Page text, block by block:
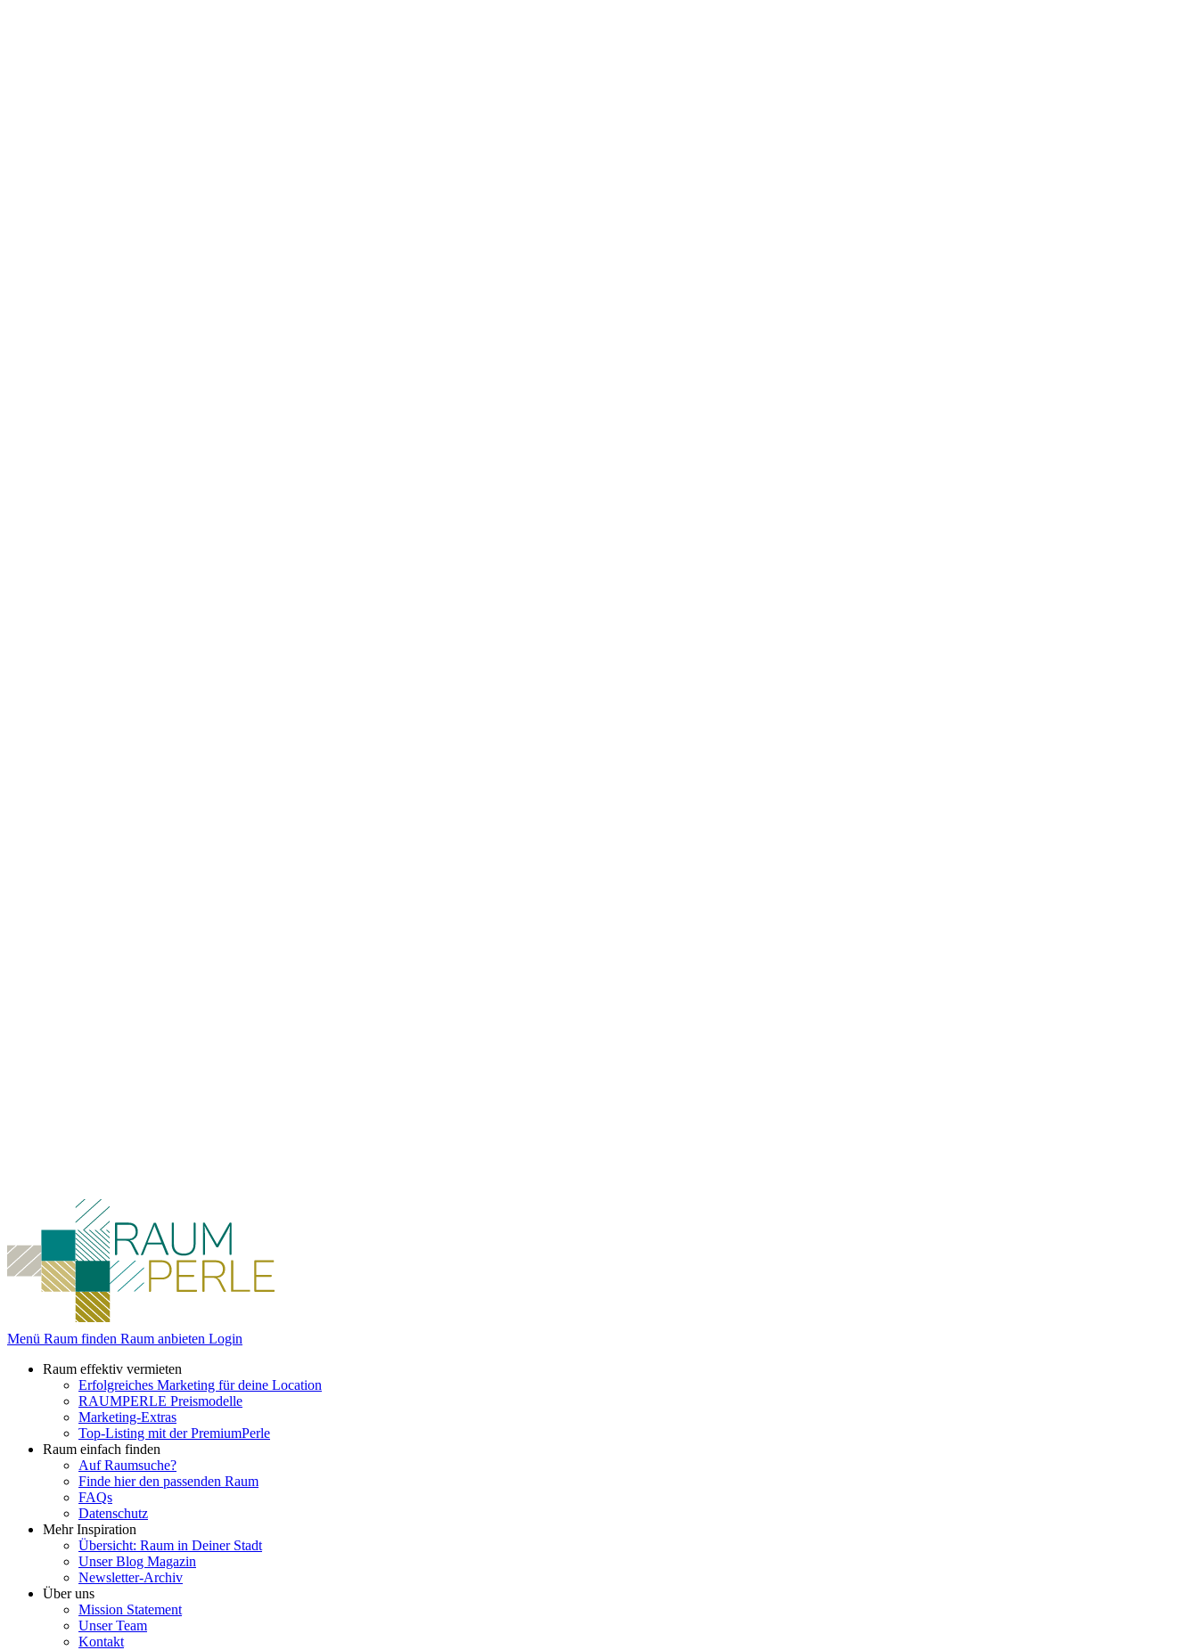
Menü Raum finden Raum anbieten Login
Raum effektiv vermieten
Erfolgreiches Marketing für deine Location
RAUMPERLE Preismodelle
Marketing-Extras
Top-Listing mit der PremiumPerle
Raum einfach finden
Auf Raumsuche?
Finde hier den passenden Raum
FAQs
Datenschutz
Mehr Inspiration
Übersicht: Raum in Deiner Stadt
Unser Blog Magazin
Newsletter-Archiv
Über uns
Mission Statement
Unser Team
Kontakt